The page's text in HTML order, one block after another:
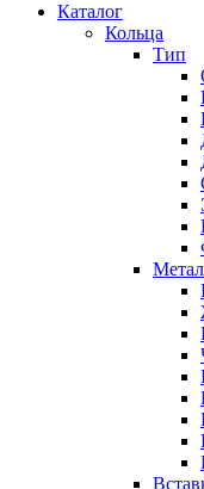
Каталог
Кольца
Тип